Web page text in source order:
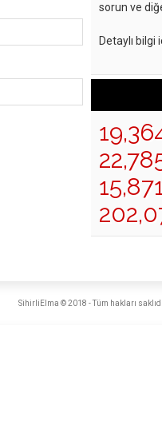
sorun ve
Detaylı bilgi
SihirliElma © 2018 - Tüm hakları